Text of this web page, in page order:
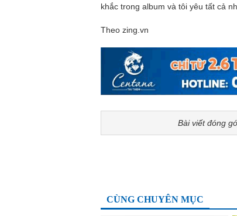
khắc trong album và tôi yêu tất cả
Theo zing.vn
Bài viết đóng
CÙNG CHUYÊN MỤC